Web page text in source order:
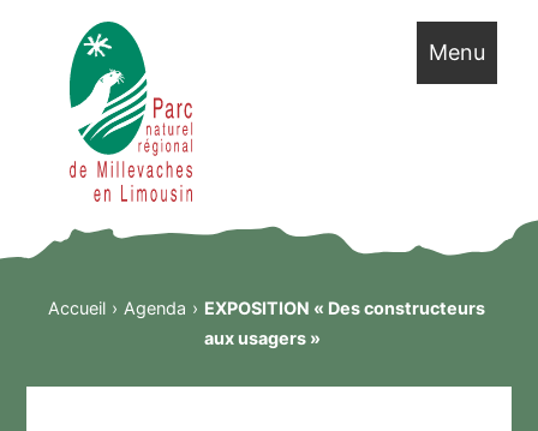
Menu
Accueil Agenda
EXPOSITION « Des constructeurs
aux usagers »